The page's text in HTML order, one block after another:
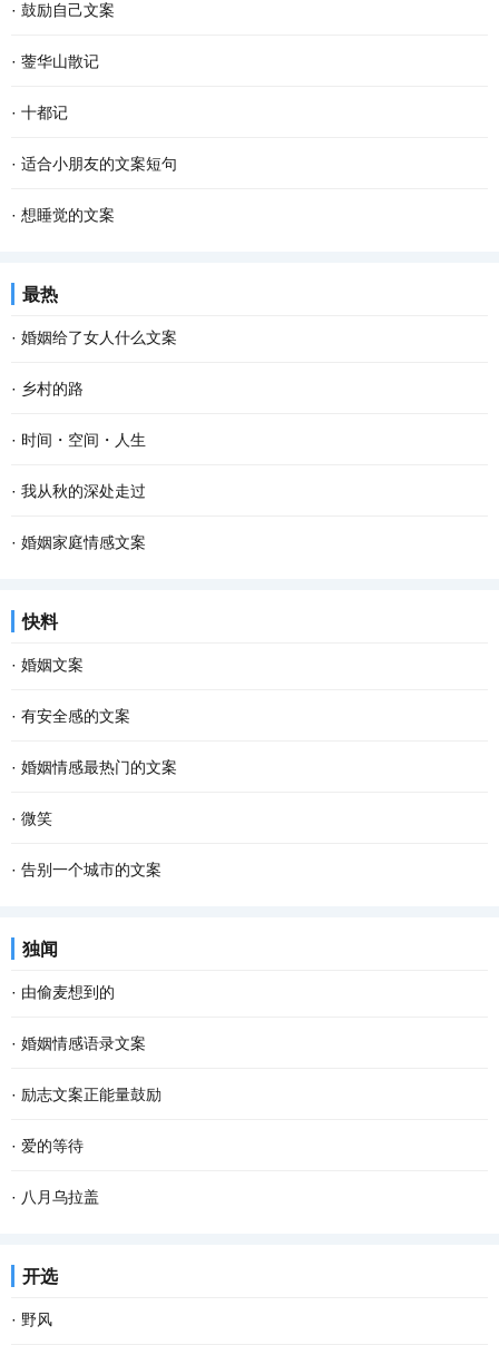
· 鼓励自己文案
· 蓥华山散记
· 十都记
· 适合小朋友的文案短句
· 想睡觉的文案
最热
· 婚姻给了女人什么文案
· 乡村的路
· 时间・空间・人生
· 我从秋的深处走过
· 婚姻家庭情感文案
快料
· 婚姻文案
· 有安全感的文案
· 婚姻情感最热门的文案
· 微笑
· 告别一个城市的文案
独闻
· 由偷麦想到的
· 婚姻情感语录文案
· 励志文案正能量鼓励
· 爱的等待
· 八月乌拉盖
开选
· 野风